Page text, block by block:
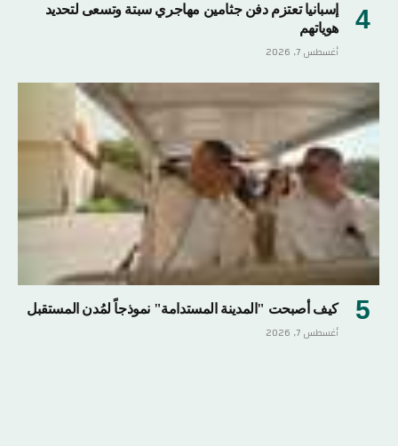
إسبانيا تعتزم دفن جثامين مهاجري سبتة وتسعى لتحديد
هوياتهم
أغسطس 7, 2026
كيف أصبحت "المدينة المستدامة" نموذجاً لمُدن المستقبل
أغسطس 7, 2026